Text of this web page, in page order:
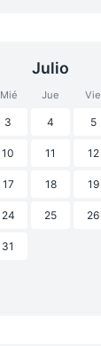
Julio
Mié Jue Vie
3 4 5
10 11 12
17 18 19
24 25 26
31